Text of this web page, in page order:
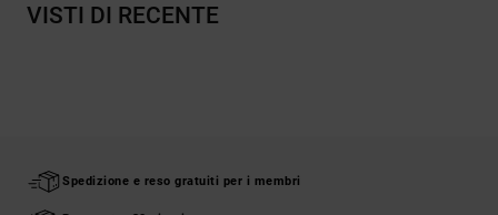
VISTI DI RECENTE
Spedizione e reso gratuiti per i membri